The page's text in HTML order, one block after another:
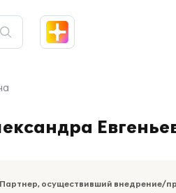
Партнер, осуществивший внедрение/